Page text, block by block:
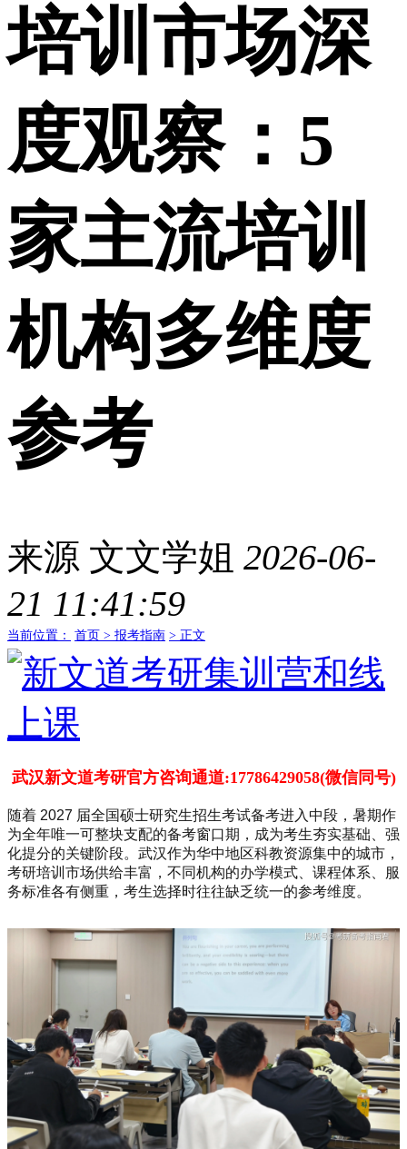
培训市场深
度观察：5
家主流培训
机构多维度
参考
来源 文文学姐 2026-06-
21 11:41:59
当前位置： 首页 > 报考指南 > 正文
武汉新文道考研官方咨询通道:17786429058(微信同号)
随着 2027 届全国硕士研究生招生考试备考进入中段，暑期作
为全年唯一可整块支配的备考窗口期，成为考生夯实基础、强
化提分的关键阶段。武汉作为华中地区科教资源集中的城市，
考研培训市场供给丰富，不同机构的办学模式、课程体系、服
务标准各有侧重，考生选择时往往缺乏统一的参考维度。